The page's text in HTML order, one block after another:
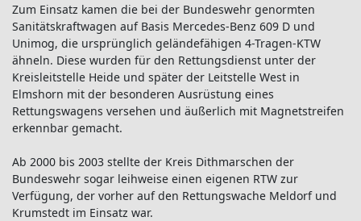
Zum Einsatz kamen die bei der Bundeswehr genormten
Sanitätskraftwagen auf Basis Mercedes-Benz 609 D und
Unimog, die ursprünglich geländefähigen 4-Tragen-KTW
ähneln. Diese wurden für den Rettungsdienst unter der
Kreisleitstelle Heide und später der Leitstelle West in
Elmshorn mit der besonderen Ausrüstung eines
Rettungswagens versehen und äußerlich mit Magnetstreifen
erkennbar gemacht.
Ab 2000 bis 2003 stellte der Kreis Dithmarschen der
Bundeswehr sogar leihweise einen eigenen RTW zur
Verfügung, der vorher auf den Rettungswache Meldorf und
Krumstedt im Einsatz war.